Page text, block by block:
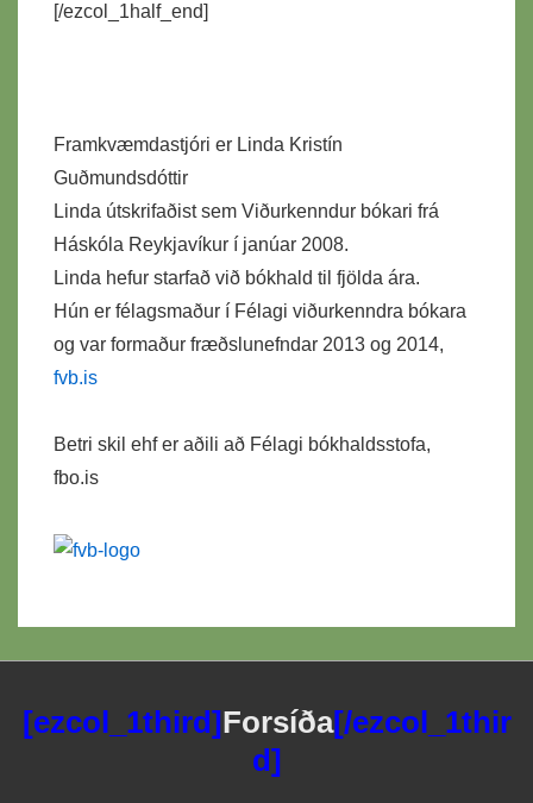
[/ezcol_1half_end]
Framkvæmdastjóri er Linda Kristín
Guðmundsdóttir
Linda útskrifaðist sem Viðurkenndur bókari frá
Háskóla Reykjavíkur í janúar 2008.
Linda hefur starfað við bókhald til fjölda ára.
Hún er félagsmaður í Félagi viðurkenndra bókara
og var formaður fræðslunefndar 2013 og 2014,
fvb.is
Betri skil ehf er aðili að Félagi bókhaldsstofa,
fbo.is
[ezcol_1third]Forsíða[/ezcol_1thir
d]